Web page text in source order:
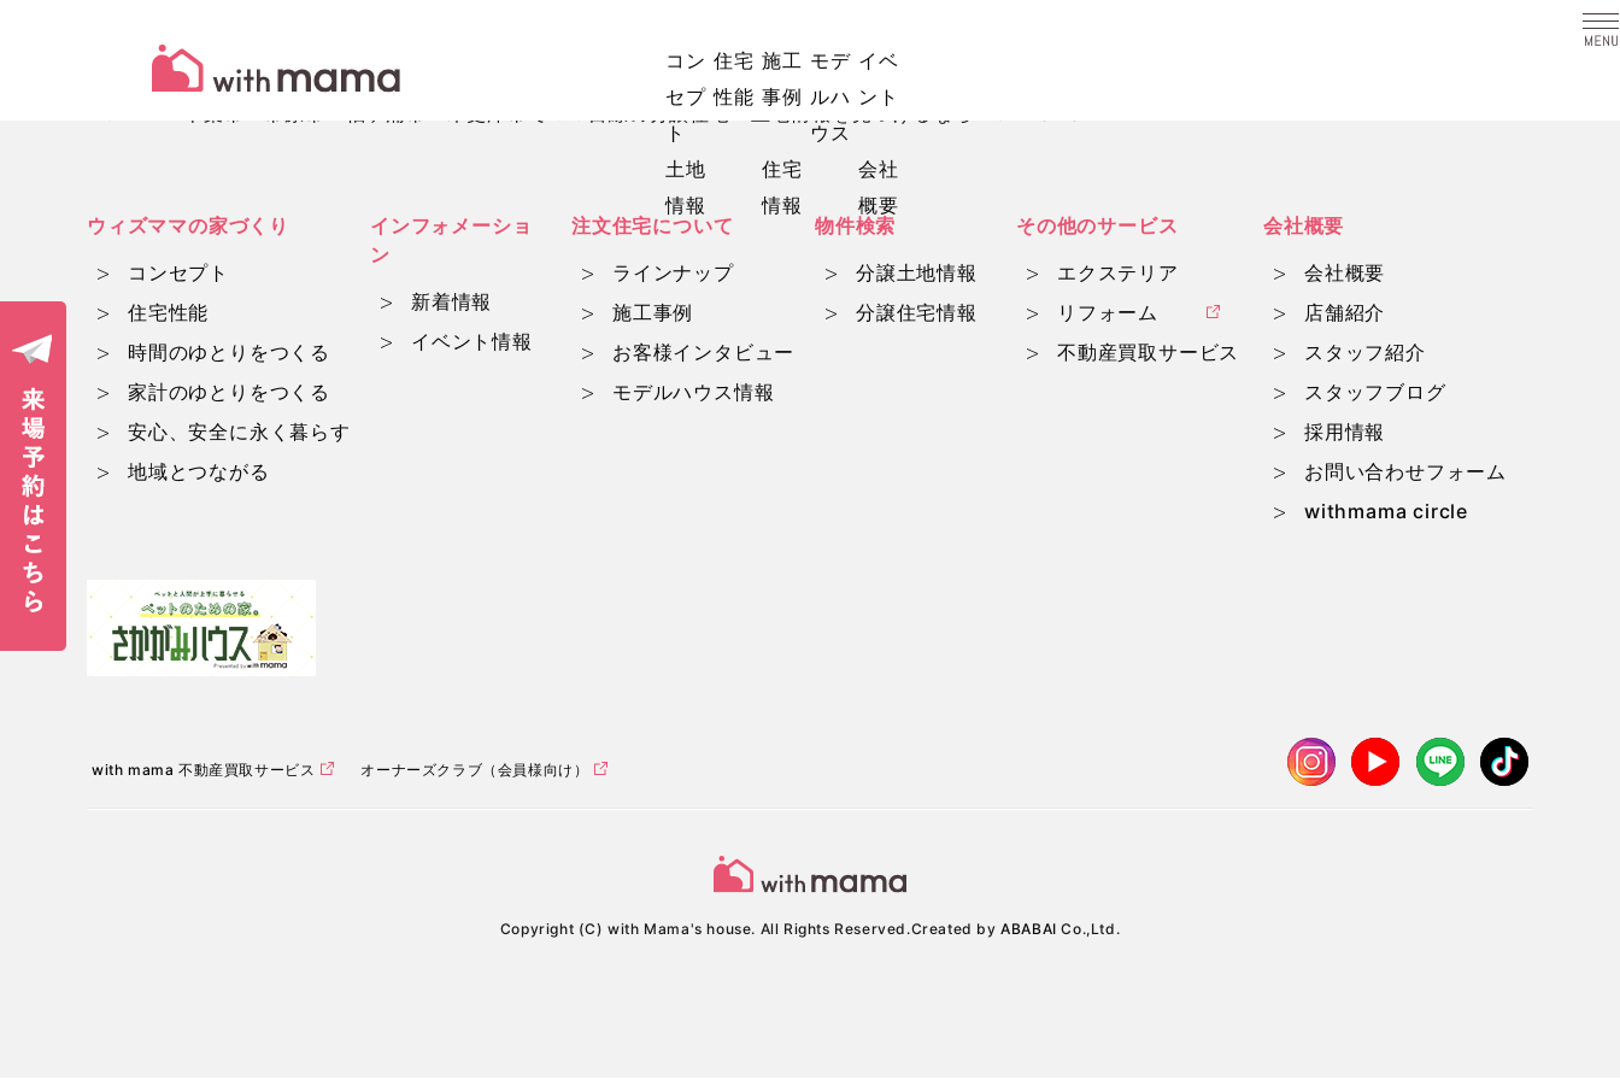
コン
セプ
ト
住宅
性能
施工
事例
モデ
ルハ
ウス
イベ
ント
土地
情報
住宅
情報
会社
概要
千葉市・市原市・袖ヶ浦市・木更津市でママ目線の分譲住宅・土地情報を見つけるならwith mama
ウィズママの家づくり
コンセプト
住宅性能
時間のゆとりをつくる
家計のゆとりをつくる
安心、安全に永く暮らす
地域とつながる
インフォメーショ
ン
新着情報
イベント情報
注文住宅について
ラインナップ
施工事例
お客様インタビュー
モデルハウス情報
物件検索
分譲土地情報
分譲住宅情報
その他のサービス
エクステリア
リフォーム
不動産買取サービス
会社概要
会社概要
店舗紹介
スタッフ紹介
スタッフブログ
採用情報
お問い合わせフォーム
withmama circle
with mama 不動産買取サービス オーナーズクラブ（会員様向け）
Copyright (C) with Mama's house. All Rights Reserved.Created byABABAI Co.,Ltd.